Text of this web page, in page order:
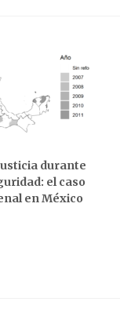
durante
el caso
en México